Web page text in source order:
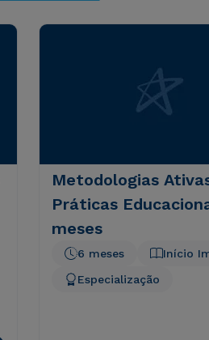
Metodologias
Práticas
meses
Início
6 meses
Especialização